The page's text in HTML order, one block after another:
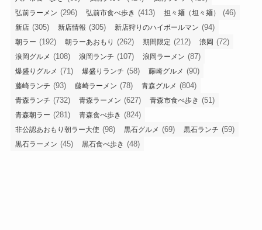
弘前ラーメン (296) 弘前市食べ歩き (413) 担々麺（坦々麺） (46)
新店 (305) 新店情報 (305) 新店狩りのハイボールマン (94)
朝ラー (192) 朝ラーあおもり (262) 期間限定 (212) 浪岡 (72)
浪岡グルメ (108) 浪岡ランチ (107) 浪岡ラーメン (87)
爆盛りグルメ (71) 爆盛りランチ (58) 藤崎グルメ (90)
藤崎ランチ (93) 藤崎ラーメン (78) 青森グルメ (804)
青森ランチ (732) 青森ラーメン (627) 青森市食べ歩き (51)
青森朝ラー (281) 青森食べ歩き (824)
非公認あおもり朝ラー大使 (98) 黒石グルメ (69) 黒石ランチ (59)
黒石ラーメン (45) 黒石食べ歩き (48)